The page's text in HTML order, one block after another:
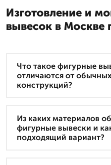
Изготовление и
вывесок в
Что такое фигурные
отличаются от
конструкций?
Из каких материалов
фигурные вывески и
подходящий вариант?